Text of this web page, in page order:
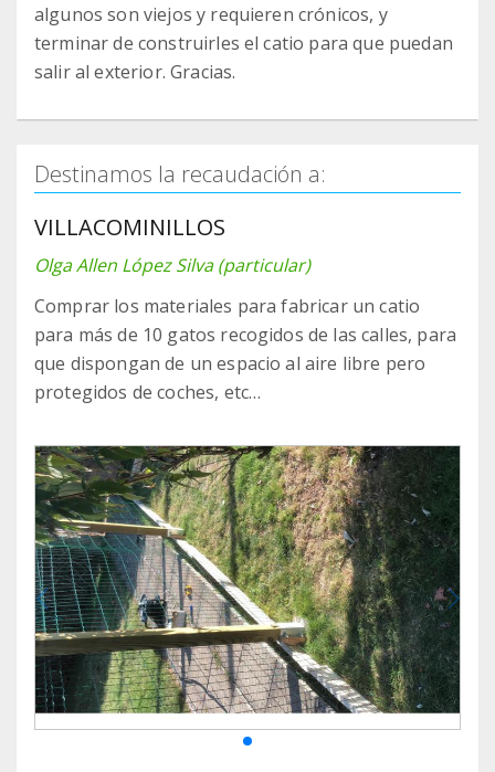
algunos son viejos y requieren crónicos, y
terminar de construirles el catio para que puedan
salir al exterior. Gracias.
Destinamos la recaudación a:
VILLACOMINILLOS
Olga Allen López Silva (particular)
Comprar los materiales para fabricar un catio
para más de 10 gatos recogidos de las calles, para
que dispongan de un espacio al aire libre pero
protegidos de coches, etc…